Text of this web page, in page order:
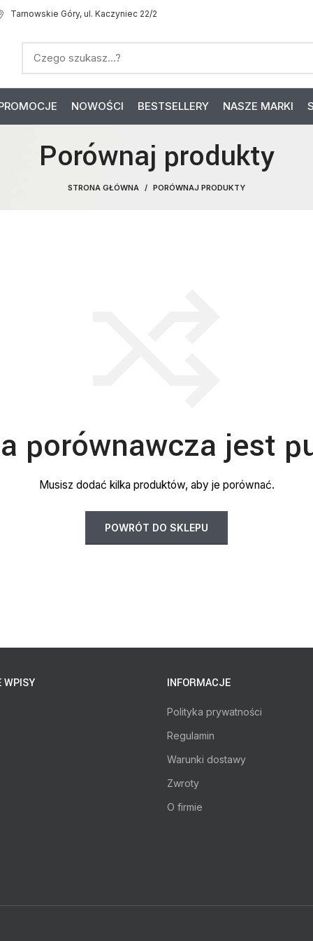
Tarnowskie Góry, ul. Kaczyniec 22/2
NOWOŚCI BESTSELLERY NASZE MARKI
Porównaj produkty
STRONA GŁÓWNA PORÓWNAJ PRODUKTY
porównawcza jest
Musisz dodać kilka produktów, aby je porównać.
POWRÓT DO SKLEPU
WPISY INFORMACJE
Polityka prywatności
Regulamin
Warunki dostawy
Zwroty
O firmie